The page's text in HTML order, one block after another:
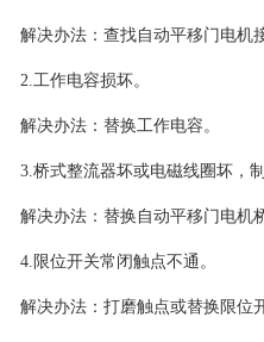
解决办法：查找自动平移门电机
2.工作电容损坏。
解决办法：替换工作电容。
3.桥式整流器坏或电磁线圈坏，
解决办法：替换自动平移门电机
4.限位开关常闭触点不通。
解决办法：打磨触点或替换限位